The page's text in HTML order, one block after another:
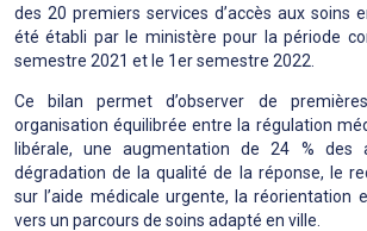
des 20 premiers services d’accès aux soins
été établi par le ministère pour la période
semestre 2021 et le 1er semestre 2022.
Ce bilan permet d’observer de
organisation équilibrée entre la régulation
libérale, une augmentation de 24 % des
dégradation de la qualité de la réponse, le
sur l’aide médicale urgente, la réorientation
vers un parcours de soins adapté en ville.